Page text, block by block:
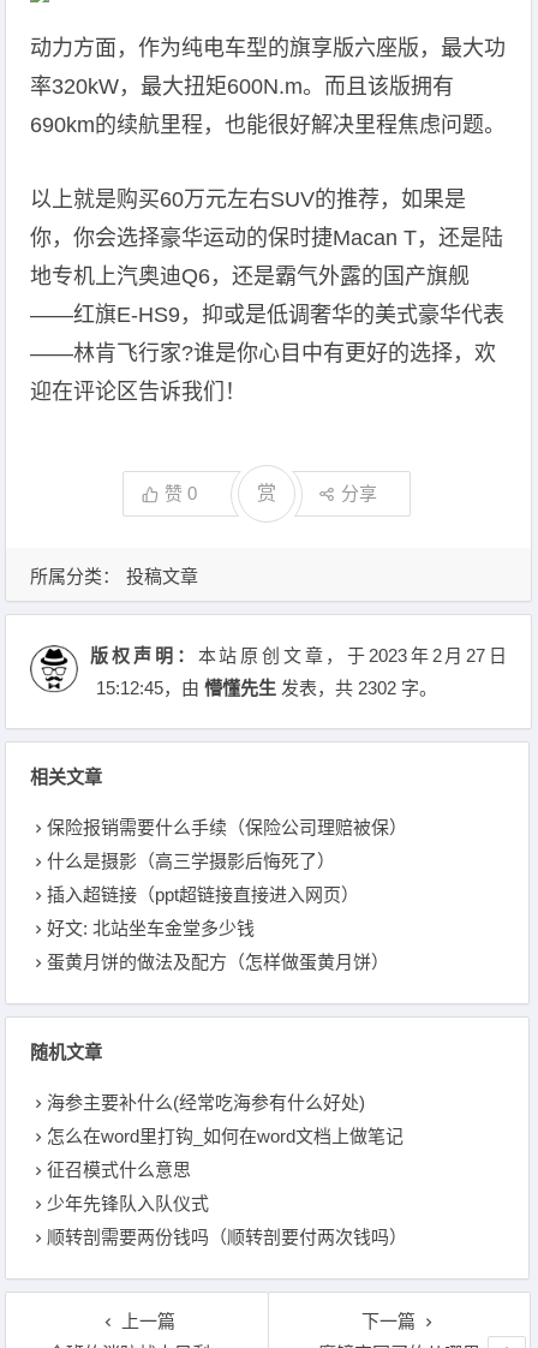
动力方面，作为纯电车型的旗享版六座版，最大功
率320kW，最大扭矩600N.m。而且该版拥有
690km的续航里程，也能很好解决里程焦虑问题。
以上就是购买60万元左右SUV的推荐，如果是
你，你会选择豪华运动的保时捷Macan T，还是陆
地专机上汽奥迪Q6，还是霸气外露的国产旗舰
——红旗E-HS9，抑或是低调奢华的美式豪华代表
——林肯飞行家?谁是你心目中有更好的选择，欢
迎在评论区告诉我们！
赞0 赏 分享
所属分类： 投稿文章
版权声明： 本站原创文章，于2023年2月27日
15:12:45，由懵懂先生 发表，共 2302 字。
相关文章
保险报销需要什么手续（保险公司理赔被保）
什么是摄影（高三学摄影后悔死了）
插入超链接（ppt超链接直接进入网页）
好文: 北站坐车金堂多少钱
蛋黄月饼的做法及配方（怎样做蛋黄月饼）
随机文章
海参主要补什么(经常吃海参有什么好处)
怎么在word里打钩_如何在word文档上做笔记
征召模式什么意思
少年先锋队入队仪式
顺转剖需要两份钱吗（顺转剖要付两次钱吗）
上一篇
下一篇